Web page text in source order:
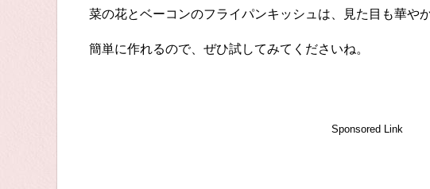
菜の花とベーコンのフライパンキッシュは、見た目も華や
簡単に作れるので、ぜひ試してみてくださいね。
Sponsored Link